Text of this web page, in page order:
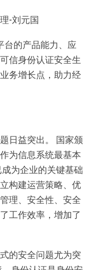
-刘元国
台的产品能力、应
信身份认证安全生
务增长点，助力经
日益突出。 国家颁
为信息系统最基本
为企业的关键基础
构建运营策略、优
理、安全性、安全
工作效率，增加了
的安全问题尤为突